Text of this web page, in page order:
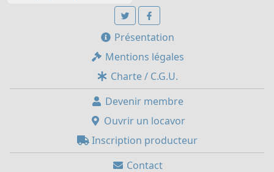
Présentation
Mentions légales
Charte / C.G.U.
Devenir membre
Ouvrir un locavor
Inscription producteur
Contact